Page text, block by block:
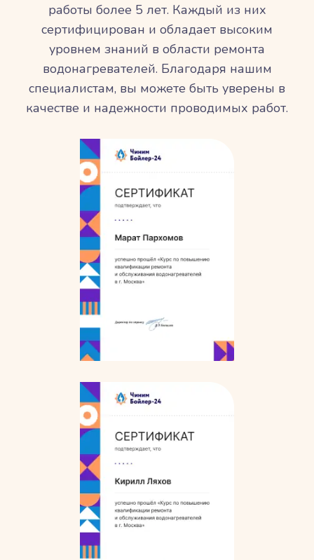
работы более 5 лет. Каждый из них
сертифицирован и обладает высоким
уровнем знаний в области ремонта
водонагревателей. Благодаря нашим
специалистам, вы можете быть уверены в
качестве и надежности проводимых работ.